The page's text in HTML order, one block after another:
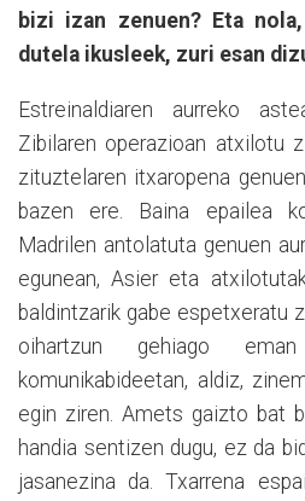
bizi izan zenuen? Eta
dutela ikusleek, zuri esan
Estreinaldiaren aurreko
Zibilaren operazioan atxilotu
zituztelaren itxaropena
bazen ere. Baina epailea
Madrilen antolatuta genuen
egunean, Asier eta
baldintzarik gabe espetxeratu
oihartzun gehiago
komunikabideetan, aldiz,
egin ziren. Amets gaizto bat
handia sentizen dugu, ez da
jasanezina da. Txarrena